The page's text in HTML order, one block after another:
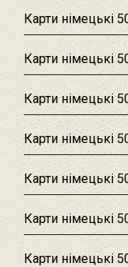
Карти німецькі
Карти німецькі
Карти німецькі
Карти німецькі
Карти німецькі
Карти німецькі
Карти німецькі